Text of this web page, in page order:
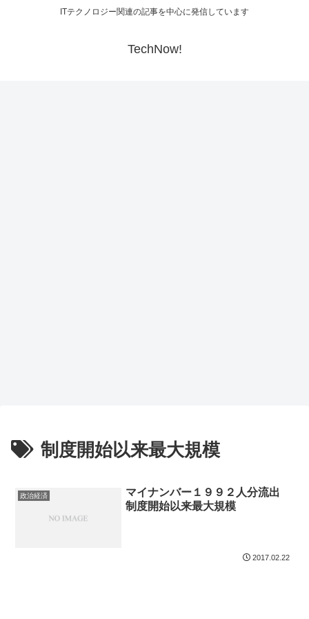
ITテクノロジー関連の記事を中心に発信しています
TechNow!
制度開始以来最大規模
政治経済
マイナンバー１９９２人分流出
制度開始以来最大規模
2017.02.22